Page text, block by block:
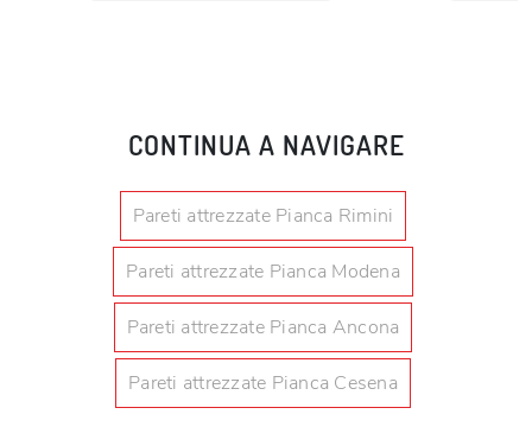
CONTINUA A NAVIGARE
Pareti attrezzate Pianca Rimini
Pareti attrezzate Pianca Modena
Pareti attrezzate Pianca Ancona
Pareti attrezzate Pianca Cesena